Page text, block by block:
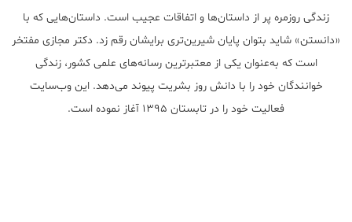
زندگی روزمره پر از داستان‌ها و اتفاقات عجیب است. داستان‌هایی که با
«دانستن» شاید بتوان پایان شیرین‌تری برایشان رقم زد. دکتر مجازی مفتخر
است که به‌عنوان یکی از معتبر‌ترین رسانه‌های علمی کشور، زندگی
خوانندگان خود را با دانش روز بشریت پیوند می‌دهد. این وب‌سایت
فعالیت خود را در تابستان ۱۳۹۵ آغاز نموده است.